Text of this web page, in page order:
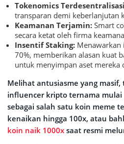
Tokenomics
transparan demi keberlanjutan
Keamanan Terjamin: Smart
secara ketat oleh firma
Insentif Staking: Menawarkan
70%, memberikan alasan kuat
untuk menyimpan aset mereka
Melihat antusiasme yang
influencer kripto ternama mulai
sebagai salah satu koin meme
kenaikan hingga 100x, atau
koin naik 1000x saat resmi